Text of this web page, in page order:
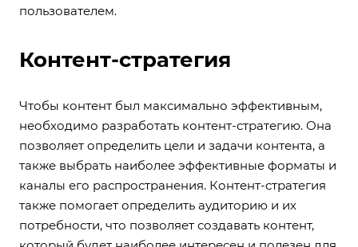
пользователем.
Контент-стратегия
Чтобы контент был максимально эффективным,
необходимо разработать контент-стратегию. Она
позволяет определить цели и задачи контента, а
также выбрать наиболее эффективные форматы и
каналы его распространения. Контент-стратегия
также помогает определить аудиторию и их
потребности, что позволяет создавать контент,